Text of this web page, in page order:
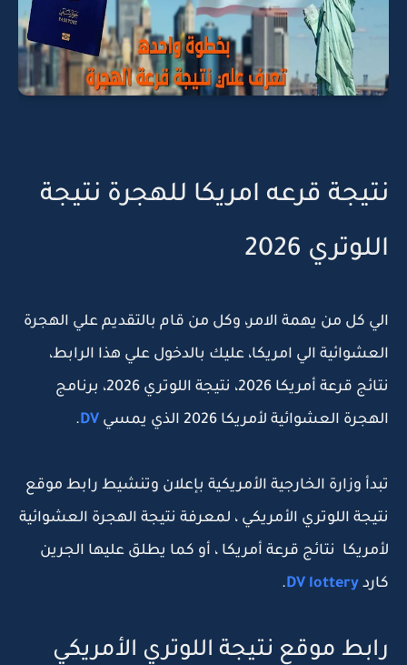
نتيجة قرعه امريكا للهجرة نتيجة
اللوتري 2026
الي كل من يهمة الامر، وكل من قام بالتقديم علي الهجرة
العشوائية الي امريكا، عليك بالدخول علي هذا الرابط،
نتائج قرعة أمريكا 2026، نتيجة اللوتري 2026، برنامج
الهجرة العشوائية لأمريكا 2026 الذي يمسي
DV
.
تبدأ وزارة الخارجية الأمريكية بإعلان وتنشيط رابط موقع
نتيجة اللوتري الأمريكي ، لمعرفة نتيجة الهجرة العشوائية
لأمريكا نتائج قرعة أمريكا ، أو كما يطلق عليها الجرين
كارد DV lottery
.
رابط موقع نتيجة اللوتري الأمريكي